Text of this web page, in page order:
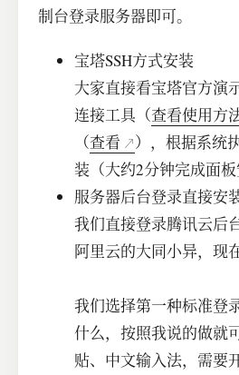
制台登录服务器即可。
宝塔SSH方式安装
大家直接看宝塔官方演
连接工具（查看使用方
（查看
），根据系统
装（大约2分钟完成面板
服务器后台登录直接安
我们直接登录腾讯云后
阿里云的大同小异，现
我们选择第一种标准登
什么，按照我说的做就
贴、中文输入法，需要